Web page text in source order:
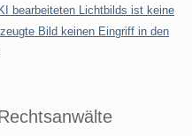
bearbeiteten Lichtbilds ist keine
Bild keinen Eingriff in den